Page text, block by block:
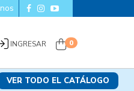
INGRESAR 0
VER TODO EL CATÁLOGO